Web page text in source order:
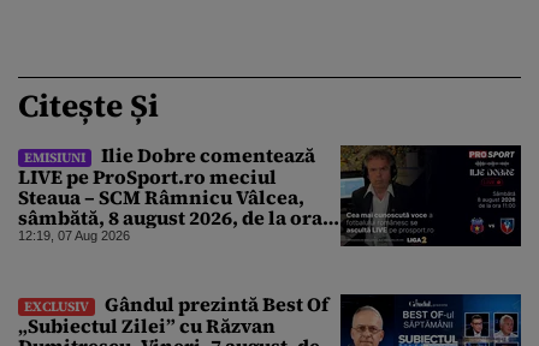
Citește Și
EMISIUNI
Ilie Dobre comentează
LIVE pe ProSport.ro meciul
Steaua – SCM Râmnicu Vâlcea,
sâmbătă, 8 august 2026, de la ora
11:00
12:19, 07 Aug 2026
EXCLUSIV
Gândul prezintă Best Of
„Subiectul Zilei” cu Răzvan